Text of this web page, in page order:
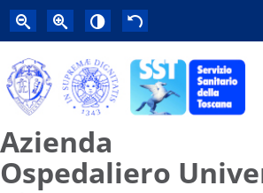
Azienda
Ospedaliero